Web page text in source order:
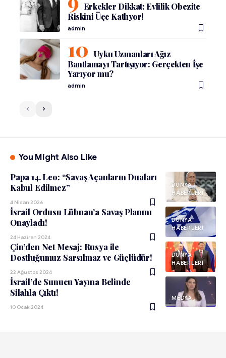
Erkekler Dikkat: Evlilik Obezite
Riskini Üçe Katlıyor!
admin
Uyku Uzmanları Ağız
Bantlamayı Tartışıyor: Gerçekten İşe
Yarıyor mu?
admin
You Might Also Like
DÜNYA
HABERLERI
Papa 14. Leo: “Savaş Açanların Duaları
Kabul Edilmez”
4 Nisan 2026
DÜNYA
HABERLERI
İsrail Ordusu Lübnan’a Savaş Planını
Onayladı!
24 Haziran 2024
DÜNYA
HABERLERI
Çin’den Net Mesaj: Rusya ile
Dostluğumuz Sarsılmaz ve Güçlüdür!
22 Ağustos 2024
MEDYA
İsrail’de Sunucu Yayına Belinde
Silahla Çıktı!
10 Ocak 2024